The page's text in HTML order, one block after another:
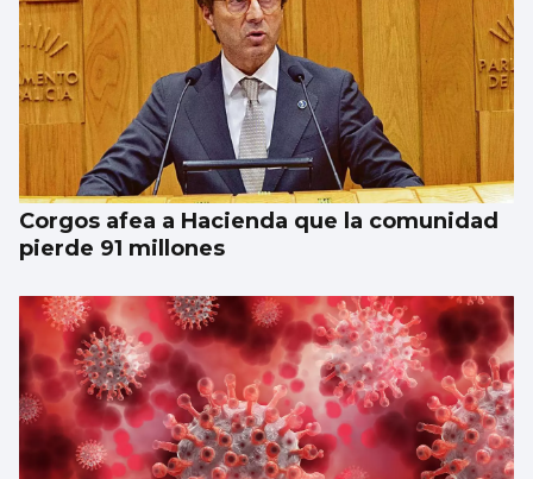
Corgos afea a Hacienda que la comunidad
pierde 91 millones